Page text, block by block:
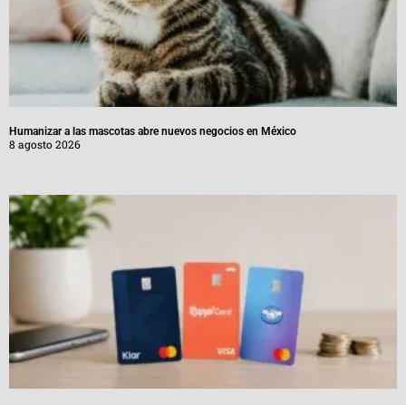
Humanizar a las mascotas abre nuevos negocios en México
8 agosto 2026